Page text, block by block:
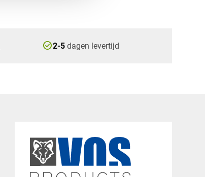
check_circle2-5 dagen levertijd